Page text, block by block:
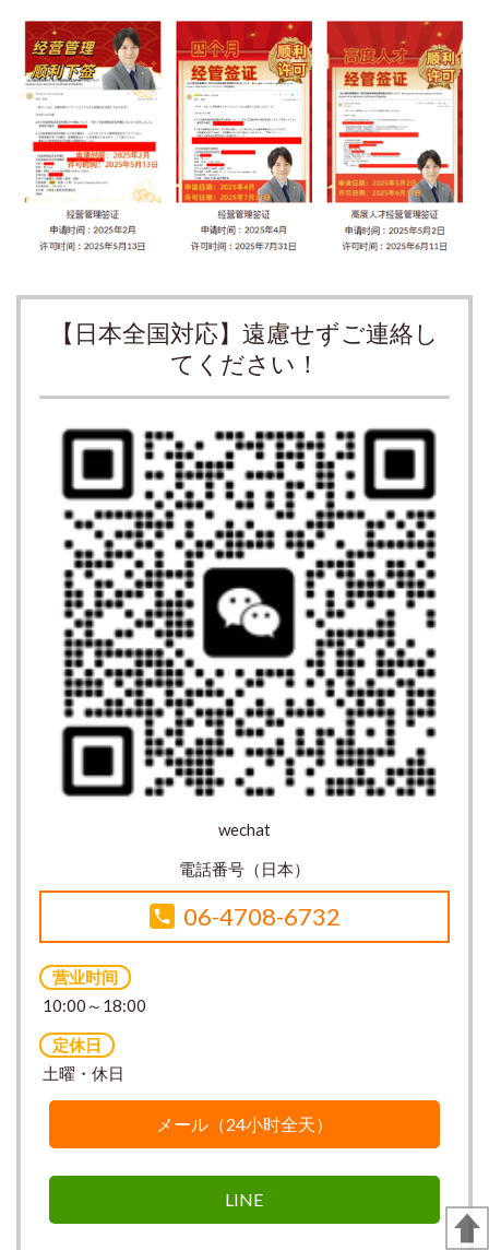
【日本全国対応】遠慮せずご連絡し
てください！
wechat
電話番号（日本）
06-4708-6732
营业时间
10:00～18:00
定休日
土曜・休日
メール（24小时全天）
LINE